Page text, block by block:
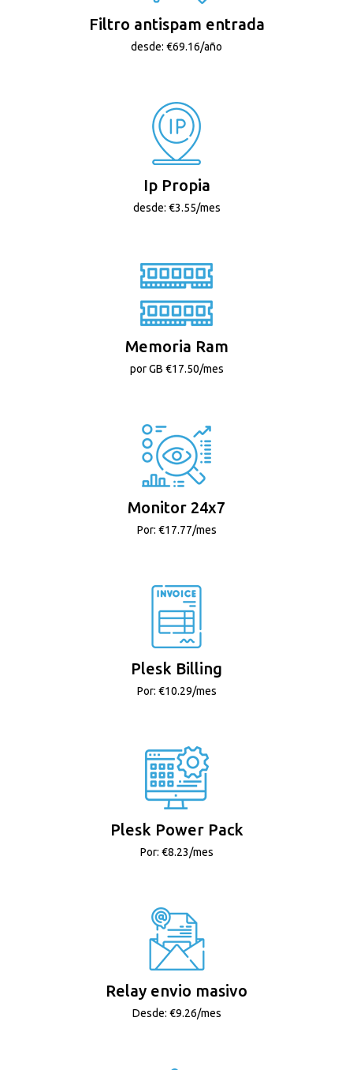
Filtro antispam entrada
desde: €69.16/año
Ip Propia
desde: €3.55/mes
Memoria Ram
por GB €17.50/mes
Monitor 24x7
Por: €17.77/mes
Plesk Billing
Por: €10.29/mes
Plesk Power Pack
Por: €8.23/mes
Relay envio masivo
Desde: €9.26/mes